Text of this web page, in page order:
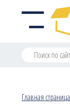
Главная страница